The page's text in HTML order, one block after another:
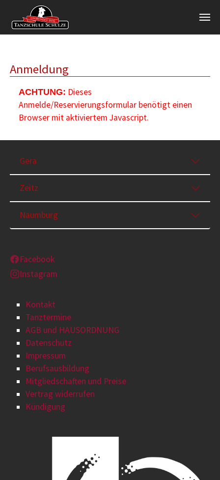
Anmeldung
ACHTUNG: Dieses
Anmelde/Reservierungsformular benötigt einen
Browser mit aktiviertem Javascript.
Gera
Zeitz
Naumburg
Facebook
Instagram
Kontakt
Tanztermine
AGB und HAUSORDNUNG
Datenschutz
Impressum
Berufsausbildung
Mitgliedschaften und Preise
Vertrag widerrufen
Kündigung